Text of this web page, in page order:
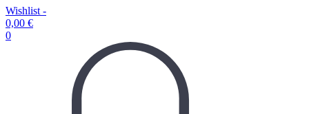
Wishlist -
0,00 €
0